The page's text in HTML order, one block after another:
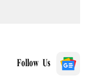
Follow Us